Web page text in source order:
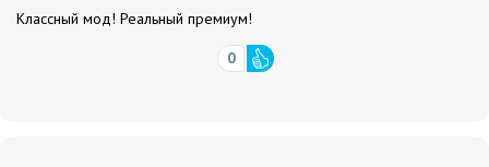
Классный мод! Реальный премиум!
0